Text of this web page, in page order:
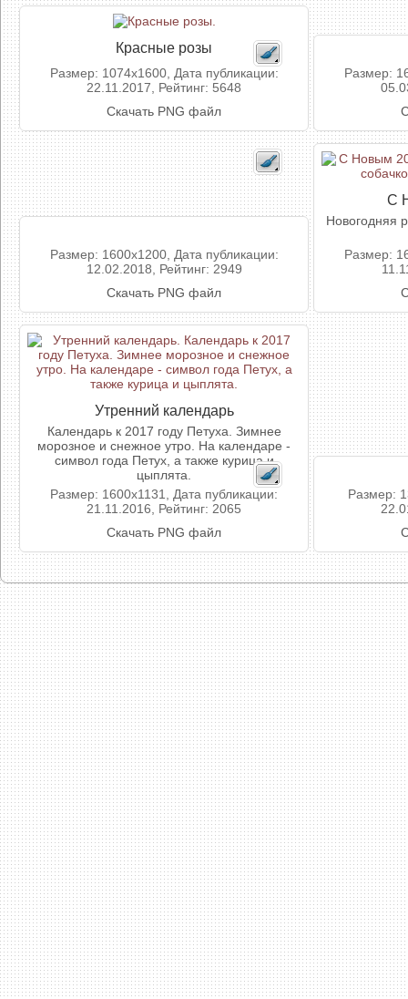
Красные розы
Размер: 1074x1600, Дата публикации:
22.11.2017, Рейтинг: 5648
Скачать PNG файл
Размер:
Размер: 1600x1200, Дата публикации:
12.02.2018, Рейтинг: 2949
Скачать PNG файл
С
Новогодняя
Размер:
Утренний календарь
Календарь к 2017 году Петуха. Зимнее
морозное и снежное утро. На календаре -
символ года Петух, а также курица и
цыплята.
Размер: 1600x1131, Дата публикации:
21.11.2016, Рейтинг: 2065
Скачать PNG файл
Размер: